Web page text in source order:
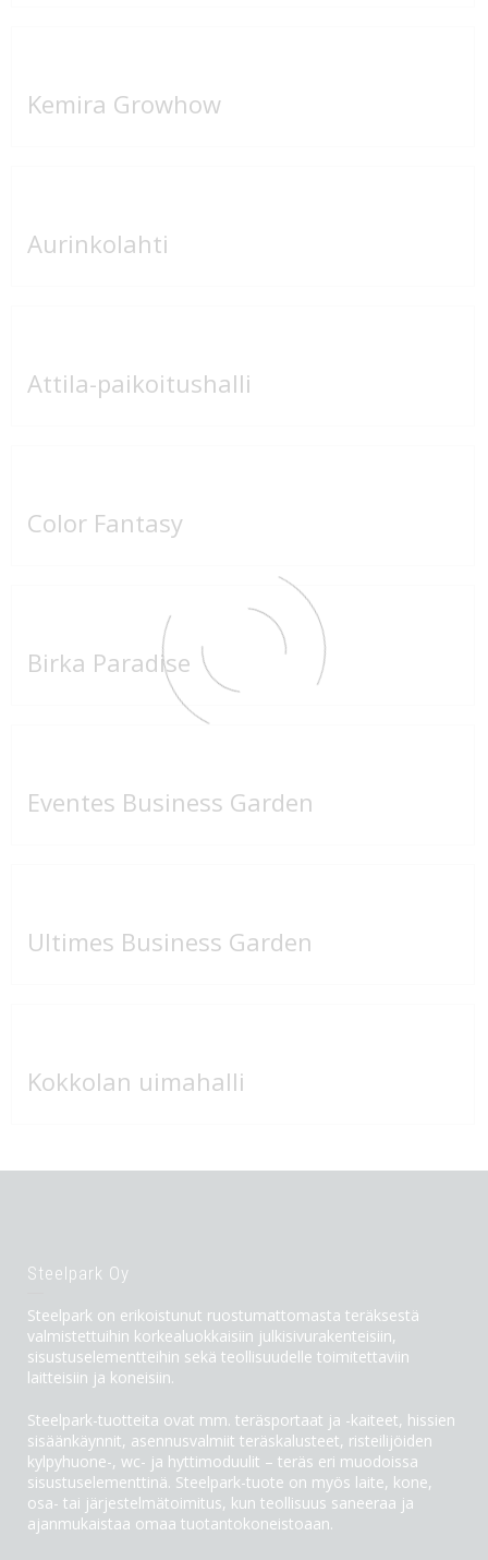
Kemira Growhow
Aurinkolahti
Attila-paikoitushalli
Color Fantasy
Birka Paradise
Eventes Business Garden
Ultimes Business Garden
Kokkolan uimahalli
Steelpark Oy
Steelpark on erikoistunut ruostumattomasta teräksestä
valmistettuihin korkealuokkaisiin julkisivurakenteisiin,
sisustuselementteihin sekä teollisuudelle toimitettaviin
laitteisiin ja koneisiin.
Steelpark-tuotteita ovat mm. teräsportaat ja -kaiteet, hissien
sisäänkäynnit, asennusvalmiit teräskalusteet, risteilijöiden
kylpyhuone-, wc- ja hyttimoduulit – teräs eri muodoissa
sisustuselementtinä. Steelpark-tuote on myös laite, kone,
osa- tai järjestelmätoimitus, kun teollisuus saneeraa ja
ajanmukaistaa omaa tuotantokoneistoaan.